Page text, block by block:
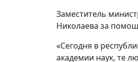
Заместитель
Николаева за
«Сегодня в
академии наук, те